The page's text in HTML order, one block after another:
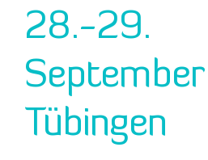
28.-29.
Tübingen